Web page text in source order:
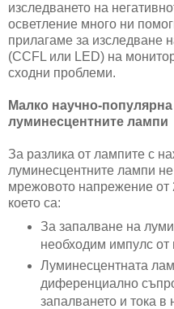
изследването на
осветление много ни
прилагаме за изследване
(CCFL или LED) на
сходни проблеми.
Малко научно-
луминесцентните лампи
За разлика от лампите с
луминесцентните лампи
мрежовото напрежение от
което са:
За запалване на
необходим импулс
Луминесцентната
диференциално
запалването и тока в